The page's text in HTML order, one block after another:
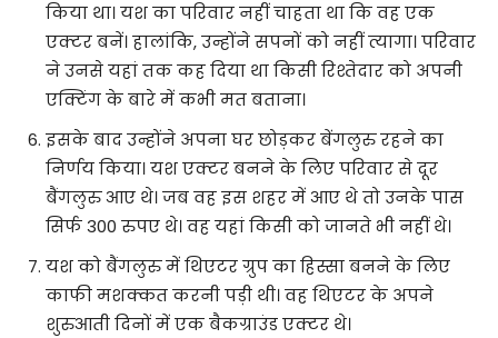
किया था। यश का परिवार नहीं चाहता था कि वह एक
एक्टर बनें। हालांकि, उन्होंने सपनों को नहीं त्यागा। परिवार
ने उनसे यहां तक कह दिया था किसी रिश्तेदार को अपनी
एक्टिंग के बारे में कभी मत बताना।
इसके बाद उन्होंने अपना घर छोड़कर बेंगलुरु रहने का
निर्णय किया। यश एक्टर बनने के लिए परिवार से दूर
बैंगलुरु आए थे। जब वह इस शहर में आए थे तो उनके पास
सिर्फ 300 रुपए थे। वह यहां किसी को जानते भी नहीं थे।
यश को बैंगलुरु में थिएटर ग्रुप का हिस्सा बनने के लिए
काफी मशक्कत करनी पड़ी थी। वह थिएटर के अपने
शुरुआती दिनों में एक बैकग्राउंड एक्टर थे।